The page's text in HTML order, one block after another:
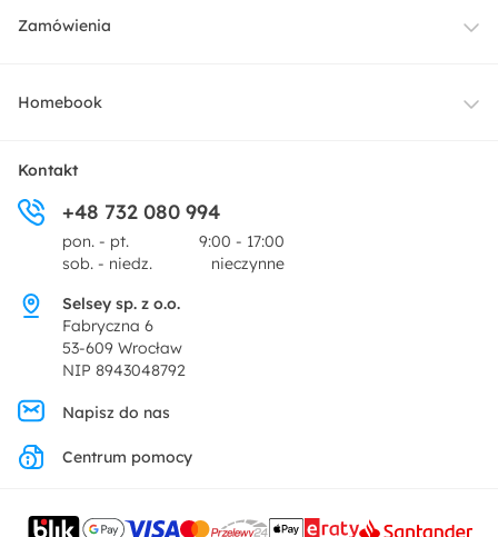
Meble
Dekoracje i akcesoria
Promocje
Zamówienia
Dostawa
Zwroty
Pytania i odpowiedzi
Homebook
O nas
Centrum prasowe
Regulamin
Polityka prywatności
Ustawienia prywatności
Kontakt
Kontakt
+48 732 080 994
pon. - pt.
9:00 - 17:00
sob. - niedz.
nieczynne
Selsey sp. z o.o.
Fabryczna 6
53-609 Wrocław
NIP 8943048792
Napisz do nas
Centrum pomocy